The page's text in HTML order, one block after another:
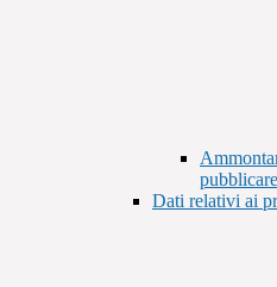
Dati relativi ai